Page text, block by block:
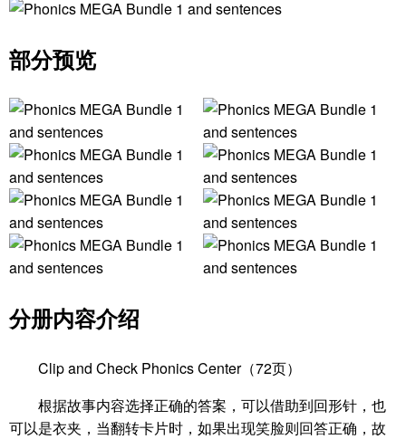
部分预览
分册内容介绍
Clip and Check Phonics Center（72页）
根据故事内容选择正确的答案，可以借助到回形针，也
可以是衣夹，当翻转卡片时，如果出现笑脸则回答正确，故